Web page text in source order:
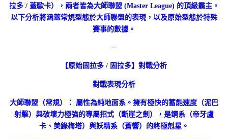
拉多 / 蓋歐卡），兩者皆為大師聯盟 (Master League) 的頂級霸主。
以下分析將涵蓋常規型態於大師聯盟的表現，以及原始型態於特殊
賽事的數據。
–
【原始固拉多 / 固拉多】對戰分析
對戰表現分析
大師聯盟（常規）： 屬性為純地面系。擁有極快的蓄能速度（泥巴
射擊）與破壞力極強的專屬招式（斷崖之劍），是鋼系（帝牙盧
卡、美錄梅塔）與妖精系（蒼響）的終極剋星。